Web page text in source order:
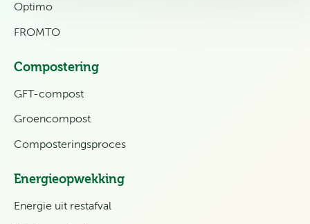
Optimo
FROMTO
Compostering
GFT-compost
Groencompost
Composteringsproces
Energieopwekking
Energie uit restafval